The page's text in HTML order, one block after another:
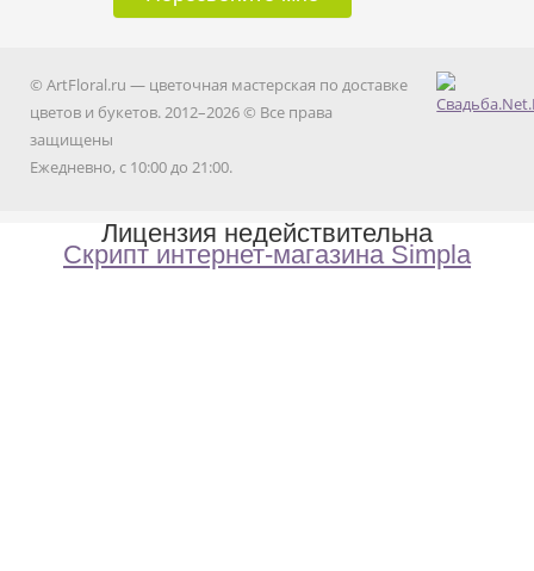
© ArtFloral.ru — цветочная мастерская по доставке
цветов и букетов. 2012–2026 © Все права
защищены
Ежедневно, с 10:00 до 21:00.
Лицензия недействительна
Скрипт интернет-магазина Simpla